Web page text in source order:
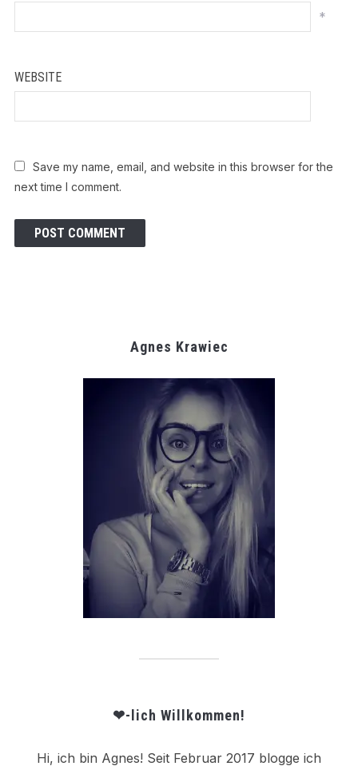
*
WEBSITE
Save my name, email, and website in this browser for the
next time I comment.
Agnes Krawiec
❤-lich Willkommen!
Hi, ich bin Agnes! Seit Februar 2017 blogge ich